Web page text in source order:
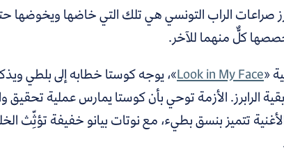
صراعات الراب التونسي هي تلك التي خاضها ويخوضها
كلٌّ منهما للآخر.
«
Look in My Face»، يوجه كوستا خطابه إلى بلطي
الرابرز. الأزمة توحي بأن كوستا يمارس عملية تحقيق
تتميز بنسق بطيء، مع نوتات بيانو خفيفة تؤثِّث